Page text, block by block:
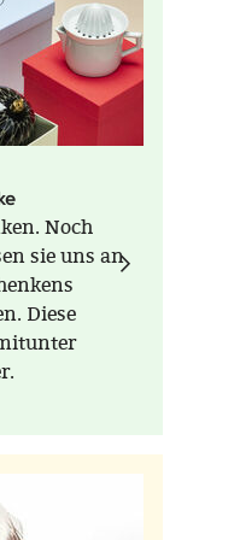
Noch
sie uns an
Diese